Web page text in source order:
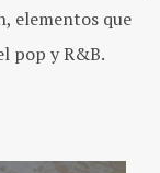
elementos que
pop y R&B.